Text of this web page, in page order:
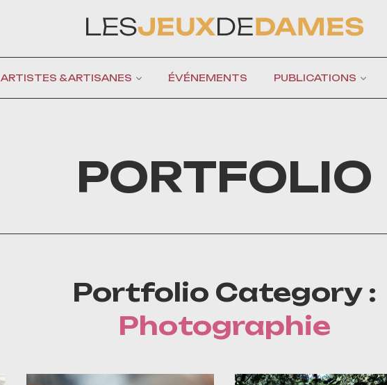
ARTISTES & ARTISANES ÉVÉNEMENTS PUBLICATIONS
PORTFOLIO
Portfolio Category :
Photographie